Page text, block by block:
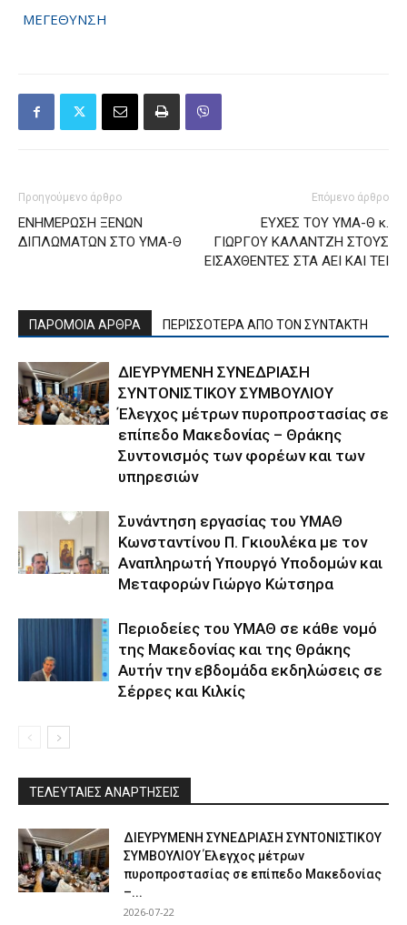
ΜΕΓΕΘΥΝΣΗ
Προηγούμενο άρθρο
ΕΝΗΜΕΡΩΣΗ ΞΕΝΩΝ
ΔΙΠΛΩΜΑΤΩΝ ΣΤΟ ΥΜΑ-Θ
Επόμενο άρθρο
ΕΥΧΕΣ ΤΟΥ ΥΜΑ-Θ κ.
ΓΙΩΡΓΟΥ ΚΑΛΑΝΤΖΗ ΣΤΟΥΣ
ΕΙΣΑΧΘΕΝΤΕΣ ΣΤΑ ΑΕΙ ΚΑΙ ΤΕΙ
ΠΑΡΟΜΟΙΑ ΑΡΘΡΑ ΠΕΡΙΣΣΟΤΕΡΑ ΑΠΟ ΤΟΝ ΣΥΝΤΑΚΤΗ
ΔΙΕΥΡΥΜΕΝΗ ΣΥΝΕΔΡΙΑΣΗ
ΣΥΝΤΟΝΙΣΤΙΚΟΥ ΣΥΜΒΟΥΛΙΟΥ
Έλεγχος μέτρων πυροπροστασίας σε
επίπεδο Μακεδονίας – Θράκης
Συντονισμός των φορέων και των
υπηρεσιών
Συνάντηση εργασίας του ΥΜΑΘ
Κωνσταντίνου Π. Γκιουλέκα με τον
Αναπληρωτή Υπουργό Υποδομών και
Μεταφορών Γιώργο Κώτσηρα
Περιοδείες του ΥΜΑΘ σε κάθε νομό
της Μακεδονίας και της Θράκης
Αυτήν την εβδομάδα εκδηλώσεις σε
Σέρρες και Κιλκίς
ΤΕΛΕΥΤΑΙΕΣ ΑΝΑΡΤΗΣΕΙΣ
ΔΙΕΥΡΥΜΕΝΗ ΣΥΝΕΔΡΙΑΣΗ ΣΥΝΤΟΝΙΣΤΙΚΟΥ
ΣΥΜΒΟΥΛΙΟΥ Έλεγχος μέτρων
πυροπροστασίας σε επίπεδο Μακεδονίας
–...
2026-07-22